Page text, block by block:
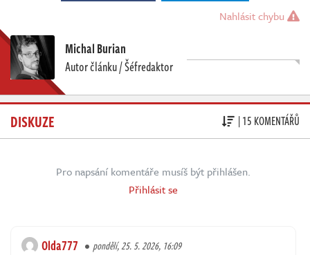
Nahlásit chybu
Michal Burian
Autor článku / Šéfredaktor
DISKUZE | 15 KOMENTÁŘŮ
Pro napsání komentáře musíš být přihlášen.
Přihlásit se
Olda777 pondělí, 25. 5. 2026, 16:09